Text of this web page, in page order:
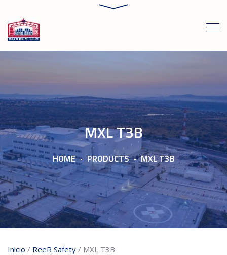
MXL T3B
HOME PRODUCTS MXL T3B
Inicio / ReeR Safety / MXL T3B